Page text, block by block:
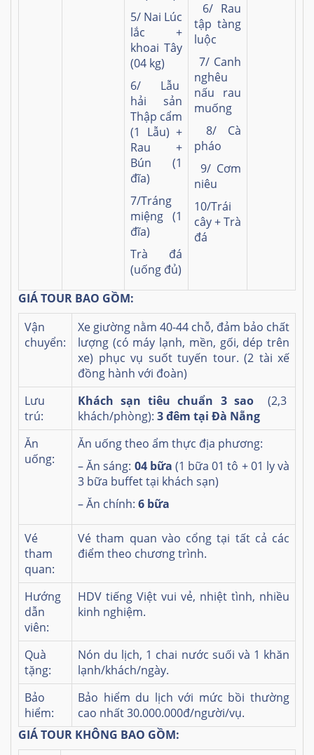
5/ Nai Lúc
lắc +
khoai Tây
(04 kg)
6/ Lẫu
hải sản
Thập cẩm
(1 Lẫu) +
Rau +
Bún (1
đĩa)
7/Tráng
miệng (1
đĩa)
Trà đá
(uống đủ)
6/ Rau
tập tàng
luộc
7/ Canh
nghêu
nấu rau
muống
8/ Cà
pháo
9/ Cơm
niêu
10/Trái
cây + Trà
đá
GIÁ TOUR BAO GỒM:
Vận
chuyển:
Xe giường nằm 40-44 chỗ, đảm bảo chất
lượng (có máy lạnh, mền, gối, dép trên
xe) phục vụ suốt tuyến tour. (2 tài xế
đồng hành với đoàn)
Lưu
trú:
Khách sạn tiêu chuẩn 3 sao (2,3
khách/phòng): 3 đêm tại Đà Nẵng
Ăn
uống:
Ăn uống theo ẩm thực địa phương:
– Ăn sáng: 04 bữa (1 bữa 01 tô + 01 ly và
3 bữa buffet tại khách sạn)
– Ăn chính: 6 bữa
Vé
tham
quan:
Vé tham quan vào cổng tại tất cả các
điểm theo chương trình.
Hướng
dẫn
viên:
HDV tiếng Việt vui vẻ, nhiệt tình, nhiều
kinh nghiệm.
Quà
tặng:
Nón du lịch, 1 chai nước suối và 1 khăn
lạnh/khách/ngày.
Bảo
hiểm:
Bảo hiểm du lịch với mức bồi thường
cao nhất 30.000.000đ/người/vụ.
GIÁ TOUR KHÔNG BAO GỒM: